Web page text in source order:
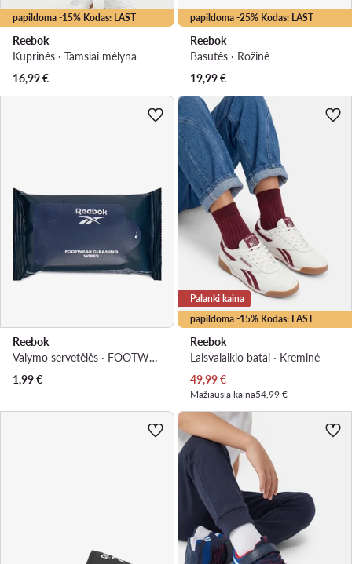
papildoma -15% Kodas: LAST
Reebok
Kuprinės · Tamsiai mėlyna
16,99€
papildoma -25% Kodas: LAST
Reebok
Basutės · Rožinė
19,99€
Reebok
Valymo servetėlės · FOOTWEAR CLEANING WIPES 15 pcs
1,99€
papildoma -15% Kodas: LAST
Palanki kaina
Reebok
Laisvalaikio batai · Kreminė
Dabartinė kaina
49,99€
Mažiausia kaina54,99 €